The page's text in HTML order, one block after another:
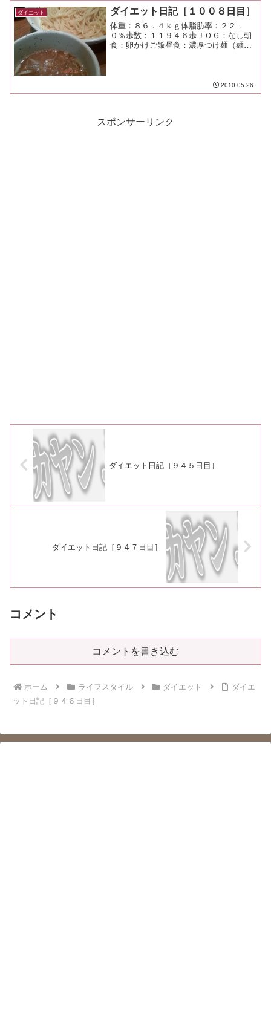
ダイエット ダイエット日記［１００８日目］
体重：８６．４ｋｇ体脂肪率：２２．
０％歩数：１１９４６歩ＪＯＧ：なし朝
食：卵かけご飯昼食：濃厚つけ麺（麺屋
2010.05.26
スポンサーリンク
ダイエット日記［９４５日目］
ダイエット日記［９４７日目］
コメント
コメントを書き込む
ホーム ライフスタイル ダイエット
ダイエ
ット日記［９４６日目］